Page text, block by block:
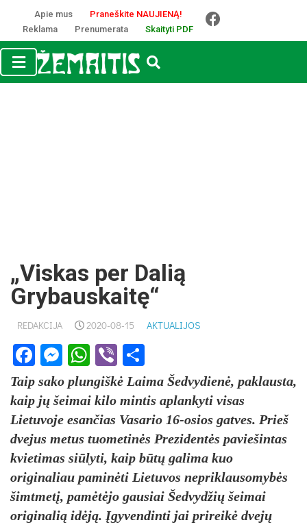
Apie mus
Praneškite NAUJIENĄ!
Reklama
Prenumerata Skaityti PDF
„Viskas per Dalią
Grybauskaitę“
REDAKCIJA 2020-08-15 AKTUALIJOS
Facebook
Messenger
WhatsApp
Viber
Taip sako plungiškė Laima Šedvydienė, paklausta,
kaip jų šeimai kilo mintis aplankyti visas
Lietuvoje esančias Vasario 16-osios gatves. Prieš
dvejus metus tuometinės Prezidentės paviešintas
kvietimas siūlyti, kaip būtų galima kuo
originaliau paminėti Lietuvos nepriklausomybės
šimtmetį, pamėtėjo gausiai Šedvydžių šeimai
originalią idėją. Įgyvendinti jai prireikė dvejų